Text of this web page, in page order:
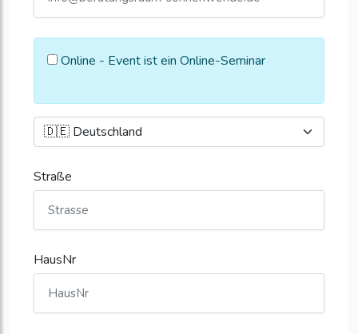
Online - Event ist ein Online-Seminar
Straße
HausNr